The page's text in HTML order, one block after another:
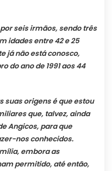
seis irmãos, sendo três
idades entre 42 e 25
já não está conosco,
do ano de 1991 aos 44
suas origens é que estou
que, talvez, ainda
Angicos, para que
nos conhecidos.
embora as
permitido, até então,